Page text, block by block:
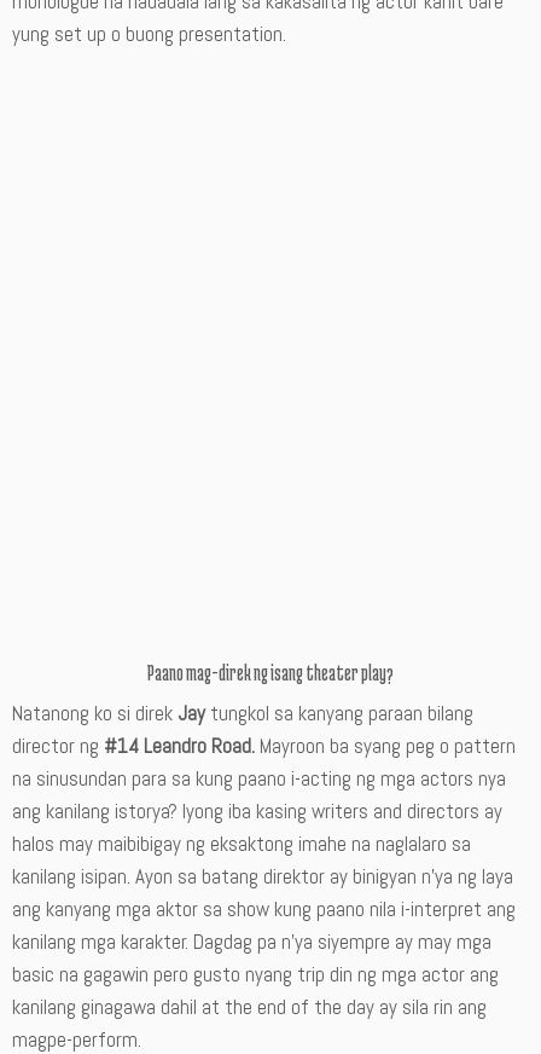
yung set up o buong presentation.
Paano mag-direk ng isang theater play?
Natanong ko si direk Jaytungkol sa kanyang paraan bilang
director ng #14 Leandro Road. Mayroon ba syang peg o pattern
na sinusundan para sa kung paano i-acting ng mga actors nya
ang kanilang istorya? Iyong iba kasing writers and directors ay
halos may maibibigay ng eksaktong imahe na naglalaro sa
kanilang isipan. Ayon sa batang direktor ay binigyan n’ya ng laya
ang kanyang mga aktor sa show kung paano nila i-interpret ang
kanilang mga karakter. Dagdag pa n’ya siyempre ay may mga
basic na gagawin pero gusto nyang trip din ng mga actor ang
kanilang ginagawa dahil at the end of the day ay sila rin ang
magpe-perform.